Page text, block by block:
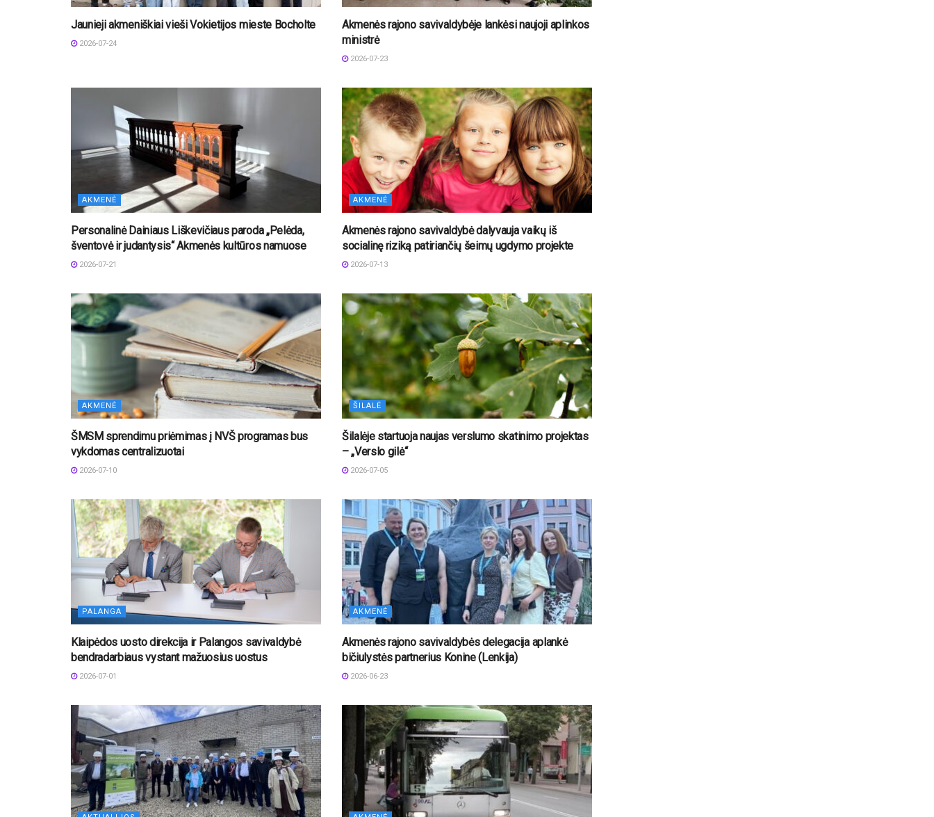
Jaunieji akmeniškiai vieši Vokietijos mieste Bocholte
2026-07-24
Akmenės rajono savivaldybėje lankėsi naujoji aplinkos
ministrė
2026-07-23
AKMENĖ
Personalinė Dainiaus Liškevičiaus paroda „Pelėda,
šventovė ir judantysis“ Akmenės kultūros namuose
2026-07-21
AKMENĖ
Akmenės rajono savivaldybė dalyvauja vaikų iš
socialinę riziką patiriančių šeimų ugdymo projekte
2026-07-13
AKMENĖ
ŠMSM sprendimu priėmimas į NVŠ programas bus
vykdomas centralizuotai
2026-07-10
ŠILALĖ
Šilalėje startuoja naujas verslumo skatinimo projektas
– „Verslo gilė“
2026-07-05
PALANGA
Klaipėdos uosto direkcija ir Palangos savivaldybė
bendradarbiaus vystant mažuosius uostus
2026-07-01
AKMENĖ
Akmenės rajono savivaldybės delegacija aplankė
bičiulystės partnerius Konine (Lenkija)
2026-06-23